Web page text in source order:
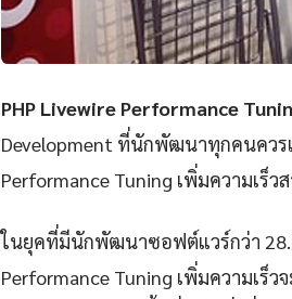
PHP Livewire Performance
Development ที่นักพัฒนาทุกคนควร
Performance Tuning เพิ่มความเร็
ในยุคที่มีนักพัฒนาซอฟต์แวร์กว่า
Performance Tuning เพิ่มความเร็